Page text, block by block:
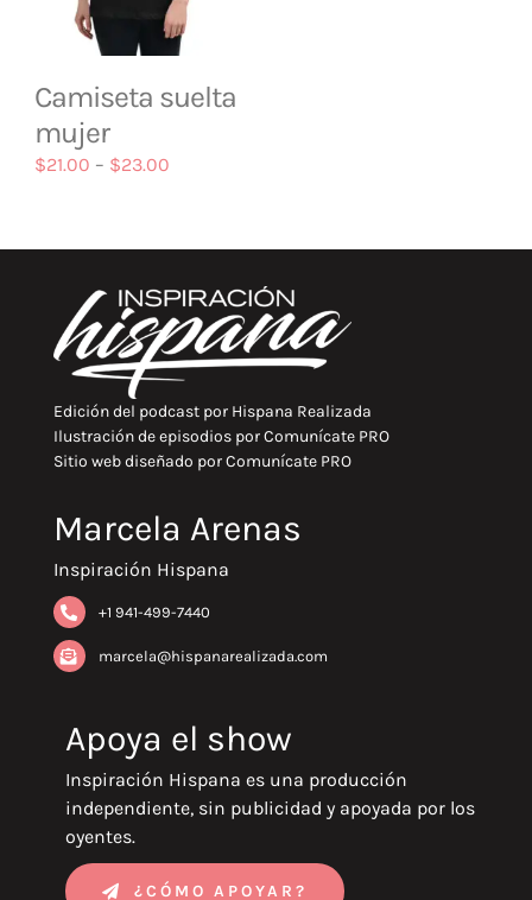
Camiseta suelta
mujer
$21.00 – $23.00
Edición del podcast porHispana Realizada
Ilustración de episodios porComunícate PRO
Sitio web diseñado porComunícate PRO
Marcela Arenas
Inspiración Hispana
+1 941-499-7440
marcela@hispanarealizada.com
Apoya el show
Inspiración Hispana es una producción
independiente, sin publicidad y apoyada por los
oyentes.
¿CÓMO APOYAR?